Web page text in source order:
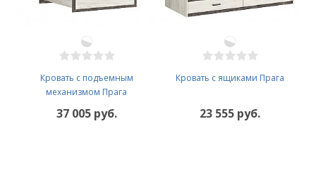
Кровать с подъемным
механизмом Прага
37 005 руб.
Кровать с ящиками Прага
23 555 руб.